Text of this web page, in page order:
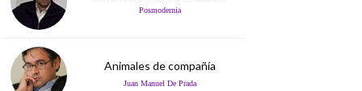
Posmodernia
Animales de compañía
Juan Manuel De Prada